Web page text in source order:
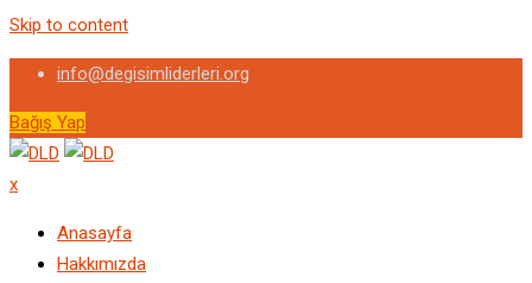
Skip to content
info@degisimliderleri.org
Bağış Yap
x
Anasayfa
Hakkımızda